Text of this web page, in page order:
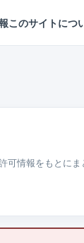
このサイトにつ
情報をもとにま